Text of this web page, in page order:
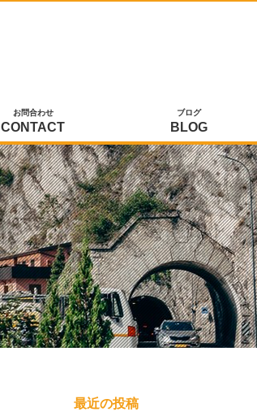
お問合わせ
CONTACT
ブログ
BLOG
最近の投稿